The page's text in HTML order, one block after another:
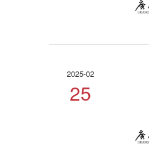
2025-02
25